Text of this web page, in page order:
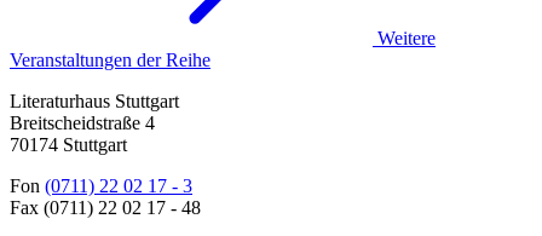
Weitere
Veranstaltungen der Reihe
Literaturhaus Stuttgart
Breitscheidstraße 4
70174 Stuttgart
Fon (0711) 22 02 17 - 3
Fax (0711) 22 02 17 - 48